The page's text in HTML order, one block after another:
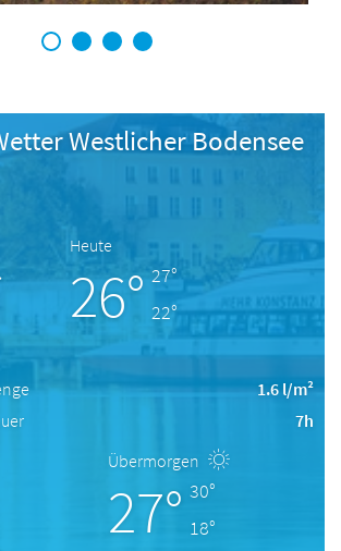
1 2 3 4
Westlicher Bodensee
Heute
26° 27°
22°
1.6 l/m²
7h
Übermorgen
27° 30°
18°